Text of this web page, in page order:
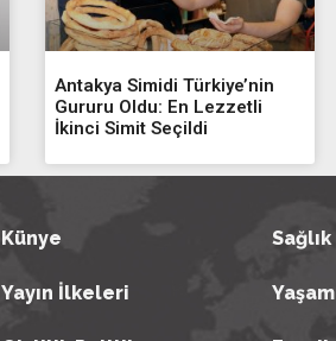
Antakya Simidi Türkiye’nin
Gururu Oldu: En Lezzetli
İkinci Simit Seçildi
Künye
Yayın İlkeleri
Sağlık
Yaşam